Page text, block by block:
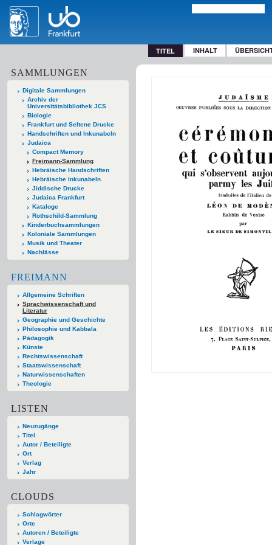
TITEL INHALT
SAMMLUNGEN
Digitale Sammlungen
Archiv der
Universitätsbibliothek JCS
Biologie
Frankfurt und Seltene Drucke
Handschriften und Inkunabeln
Judaica
Compact Memory
Freimann-Sammlung
Hebräische Handschriften
Hebräische Inkunabeln
Jiddische Drucke
Judaica Frankfurt
Kataloge
Rothschild-Sammlung
Kinderbuchsammlungen
Koloniale Sammlungen
Musik und Theater
Nachlässe
FREIMANN
Allgemeine Schriften
Sprachwissenschaft und
Literatur
Geographie und Geschichte
Philosophie und Kabbala
Pädagogik
Künste
Rechtswissenschaft
Staatswissenschaft
Naturwissenschaften
Theologie
LISTEN
Neuzugänge
Titel
Autor / Beteiligte
Ort
Verlag
Jahr
CLOUDS
Schlagwörter
Orte
Autoren / Beteiligte
Verlage